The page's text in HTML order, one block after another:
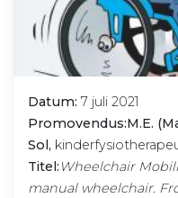
Datum: 7 juli 2021
Promovendus:M.E.
Sol,
Titel: Wheelchair
manual wheelchair.